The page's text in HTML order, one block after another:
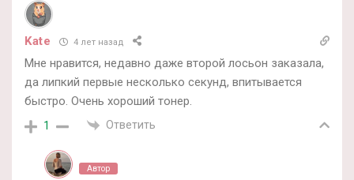
Kate 4 лет назад
Мне нравится, недавно даже второй лосьон заказала,
да липкий первые несколько секунд, впитывается
быстро. Очень хороший тонер.
1 Ответить
Автор